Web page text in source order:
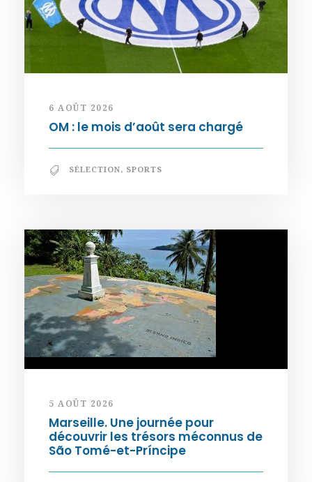
6 AOÛT 2026
OM : le mois d’août sera chargé
SÉLECTION, SPORTS
5 AOÛT 2026
Marseille. Une journée pour
découvrir les trésors méconnus de
São Tomé-et-Príncipe